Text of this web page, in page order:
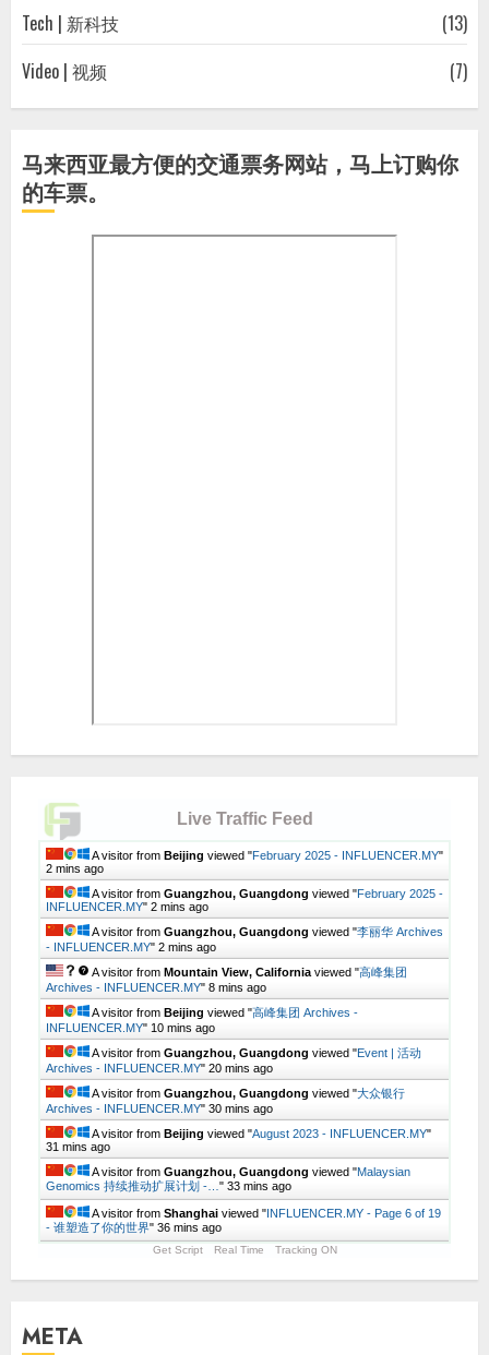
Tech | 新科技
(13)
Video | 视频
(7)
马来西亚最方便的交通票务网站，马上订购你
的车票。
Live Traffic Feed
A visitor from Beijing viewed "February 2025 - INFLUENCER.MY"
2 mins ago
A visitor from Guangzhou, Guangdong viewed "February 2025 -
INFLUENCER.MY" 2 mins ago
A visitor from Guangzhou, Guangdong viewed "李丽华 Archives
- INFLUENCER.MY" 2 mins ago
A visitor from Mountain View, California viewed "高峰集团
Archives - INFLUENCER.MY" 8 mins ago
A visitor from Beijing viewed "高峰集团 Archives -
INFLUENCER.MY" 10 mins ago
A visitor from Guangzhou, Guangdong viewed "Event | 活动
Archives - INFLUENCER.MY" 20 mins ago
A visitor from Guangzhou, Guangdong viewed "大众银行
Archives - INFLUENCER.MY" 30 mins ago
A visitor from Beijing viewed "August 2023 - INFLUENCER.MY"
31 mins ago
A visitor from Guangzhou, Guangdong viewed "Malaysian
Genomics 持续推动扩展计划 -… " 33 mins ago
A visitor from Shanghai viewed " INFLUENCER.MY - Page 6 of 19
- 谁塑造了你的世界" 36 mins ago
Get Script Real Time Tracking ON
META